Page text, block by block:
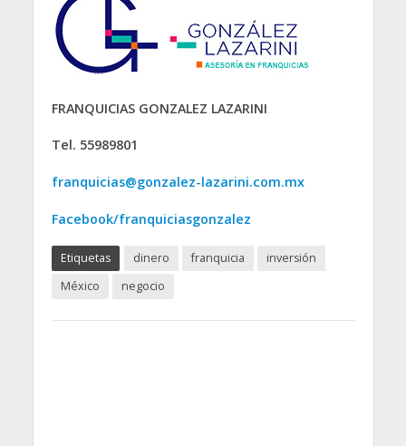
FRANQUICIAS GONZALEZ LAZARINI
Tel. 55989801
franquicias@gonzalez-lazarini.com.mx
Facebook/franquiciasgonzalez
Etiquetas dinero franquicia
inversión
México
negocio